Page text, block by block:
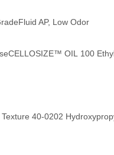
Fluid AP, Low Odor
CELLOSIZE™ OIL 100
40-0202